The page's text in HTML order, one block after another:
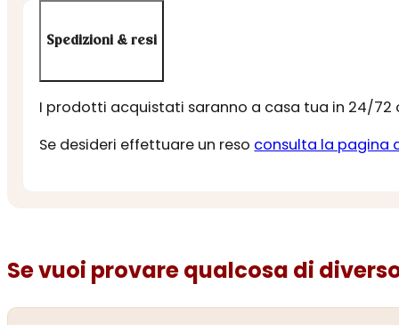
Spedizioni & resi
I prodotti acquistati saranno a casa tua in 24/72
Se desideri effettuare un reso consulta la pagina
Se vuoi provare qualcosa di